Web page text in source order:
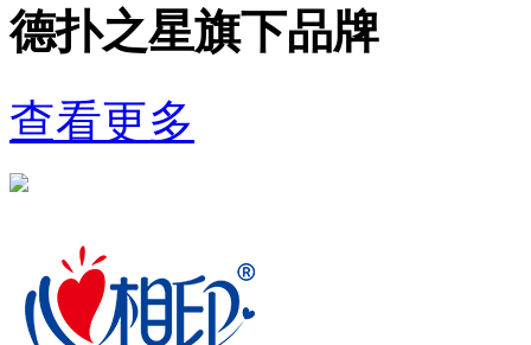
德扑之星旗下品牌
查看更多